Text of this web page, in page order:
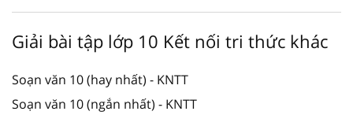
Giải bài tập lớp 10 Kết nối tri thức khác
Soạn văn 10 (hay nhất) - KNTT
Soạn văn 10 (ngắn nhất) - KNTT